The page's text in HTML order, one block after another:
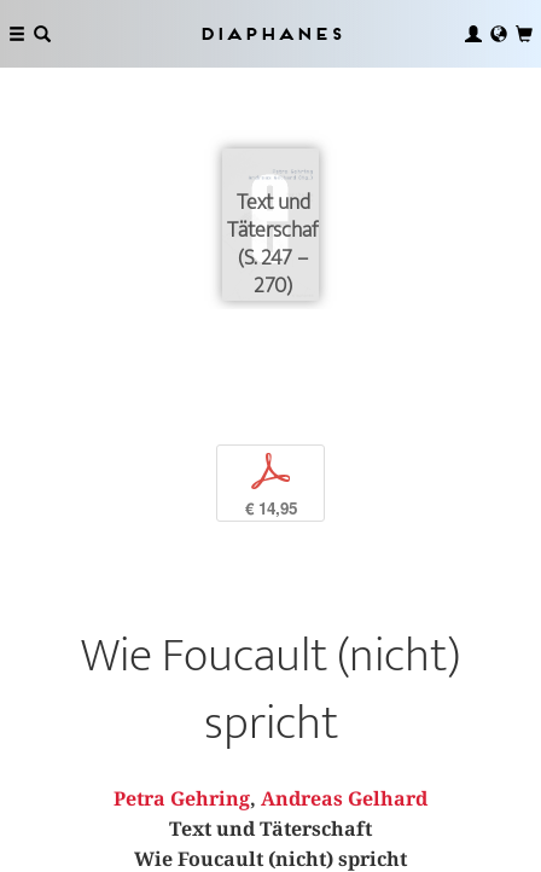
Diaphanes
Text und
Täterschaft
(S. 247 –
270)
p
€ 14,95
Wie Foucault (nicht)
spricht
Petra Gehring, Andreas Gelhard
Text und Täterschaft
Wie Foucault (nicht) spricht